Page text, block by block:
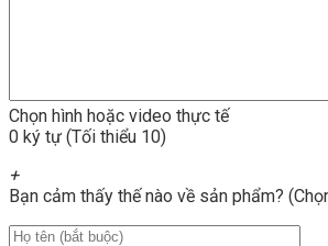
Chọn hình hoặc video thực tế
0 ký tự (Tối thiểu 10)
+
Bạn cảm thấy thế nào về sản phẩm?